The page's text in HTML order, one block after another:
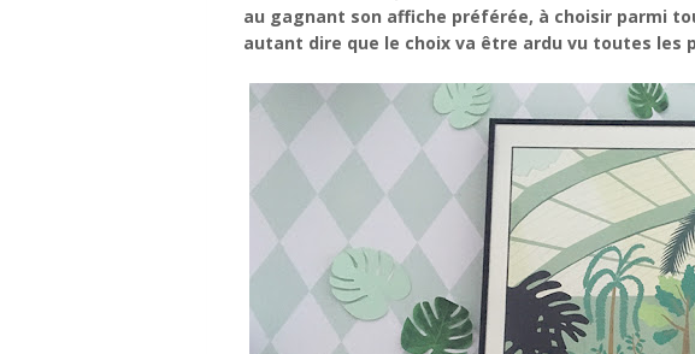
au gagnant son affiche préférée, à choisir parmi
autant dire que le choix va être ardu vu toutes les